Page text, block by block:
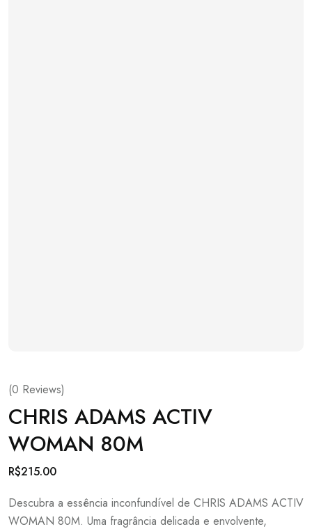
(0 Reviews)
CHRIS ADAMS ACTIV
WOMAN 80M
R$215.00
Descubra a essência inconfundível de CHRIS ADAMS ACTIV
WOMAN 80M. Uma fragrância delicada e envolvente,